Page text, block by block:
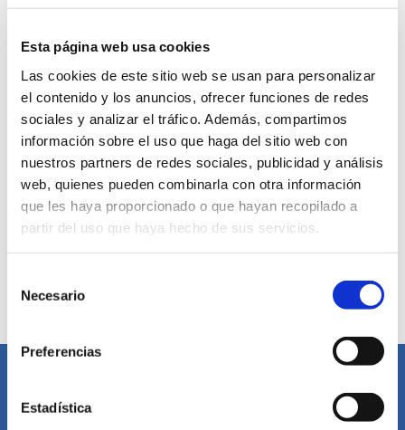
Esta página web usa cookies
Las cookies de este sitio web se usan para personalizar
el contenido y los anuncios, ofrecer funciones de redes
sociales y analizar el tráfico. Además, compartimos
información sobre el uso que haga del sitio web con
nuestros partners de redes sociales, publicidad y análisis
web, quienes pueden combinarla con otra información
que les haya proporcionado o que hayan recopilado a
partir del uso que haya hecho de sus servicios.
Necesario
Preferencias
Estadística
aprovechamos que el pasado Domingo, 18 de Julio ha sido el día
TanD3cm3c0mG1aY3r 6 julio, 2021 0
Puerto de Barcelona
Un lugar donde reina la prosperidad Hoy hablamos sobre el Puerto de
Barcelona y el motivo de nuestra sede en el mismo. Nos remontarnos
hasta el[…]